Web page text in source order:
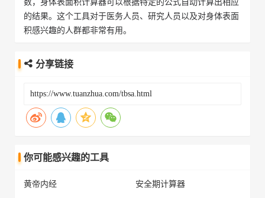
的结果。这个工具对于医务人员、研究人员以及对身体表面
积感兴趣的人群都非常有用。
分享链接
你可能感兴趣的工具
黄帝内经
安全期计算器